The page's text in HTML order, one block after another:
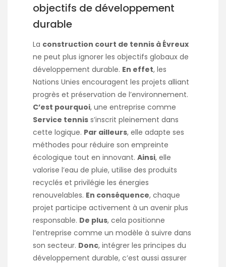
objectifs de développement
durable
La construction court de tennis à Évreux
ne peut plus ignorer les objectifs globaux de
développement durable. En effet, les
Nations Unies encouragent les projets alliant
progrès et préservation de l’environnement.
C’est pourquoi, une entreprise comme
Service tennis s’inscrit pleinement dans
cette logique. Par ailleurs, elle adapte ses
méthodes pour réduire son empreinte
écologique tout en innovant. Ainsi, elle
valorise l’eau de pluie, utilise des produits
recyclés et privilégie les énergies
renouvelables. En conséquence, chaque
projet participe activement à un avenir plus
responsable. De plus, cela positionne
l’entreprise comme un modèle à suivre dans
son secteur. Donc, intégrer les principes du
développement durable, c’est aussi assurer